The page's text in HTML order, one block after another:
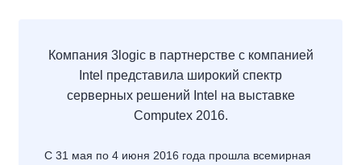
Компания 3logic в партнерстве с компанией
Intel представила широкий спектр
серверных решений Intel на выставке
Computex 2016.
C 31 мая по 4 июня 2016 года прошла всемирная